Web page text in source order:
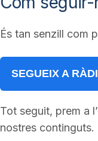
És tan senzill com
SEGUEIX A
Tot seguit, prem a
nostres continguts.